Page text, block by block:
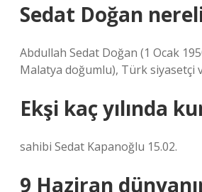
Sedat Doğan
Abdullah Sedat Doğan (1 Ocak
Malatya doğumlu), Türk siyasetçi
Ekşi kaç yılında
sahibi Sedat Kapanoğlu 15.02.
9 Haziran